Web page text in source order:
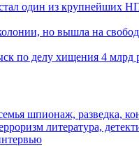
один из крупнейших
но вышла на
по делу хищения 4 млрд
шпионаж, разведка,
литература,